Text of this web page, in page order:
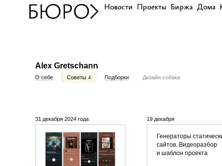
Новости Проекты Биржа Дома
Alex Gretschann
О себе Советы 4 Подборки Дизайн-собака
31 декабря 2024 года 19 декабря
Генераторы
сайтов. Видеоразбор
и шаблон проекта